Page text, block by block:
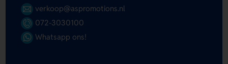
verkoop@aspromotions.nl
072-3030100
Whatsapp ons!